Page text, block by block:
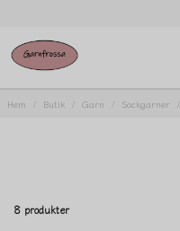
Hem Butik Garn Sockgarner
8 produkter